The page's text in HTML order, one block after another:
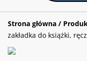
Strona główna /
zakładka do książki,